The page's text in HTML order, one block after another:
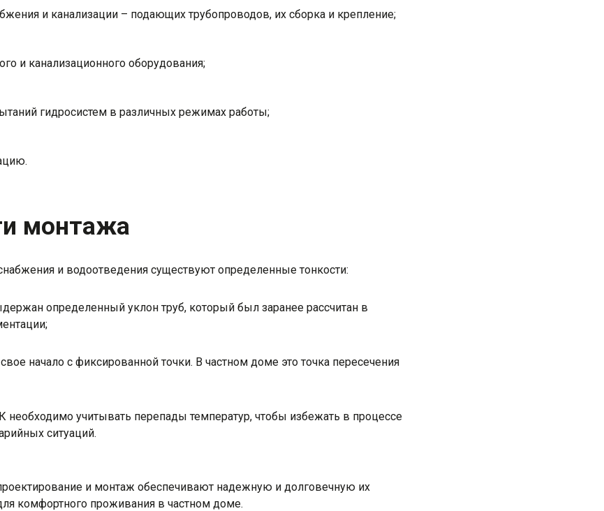
и канализации – подающих трубопроводов, их сборка и крепление;
и канализационного оборудования;
гидросистем в различных режимах работы;
монтажа
и водоотведения существуют определенные тонкости:
определенный уклон труб, который был заранее рассчитан в
начало с фиксированной точки. В частном доме это точка пересечения
необходимо учитывать перепады температур, чтобы избежать в процессе
ситуаций.
и монтаж обеспечивают надежную и долговечную их
комфортного проживания в частном доме.